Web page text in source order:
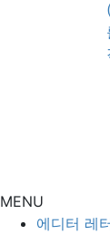
MENU
에디터 레